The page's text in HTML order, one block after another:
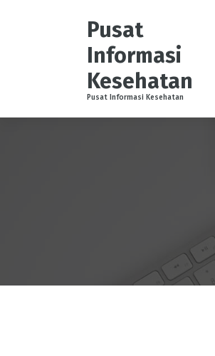
o
Pusat
Informasi
Kesehatan
Pusat Informasi Kesehatan